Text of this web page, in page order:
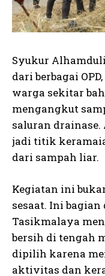
Syukur
dari berbagai
warga sekitar
mengangkut
saluran
jadi titik
dari sampah liar.
Kegiatan ini
sesaat. Ini
Tasikmalaya
bersih di tengah
dipilih karena
aktivitas dan